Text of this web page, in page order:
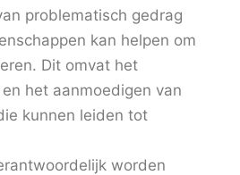
problematisch gedrag
kan helpen om
Dit omvat het
het aanmoedigen van
kunnen leiden tot
worden